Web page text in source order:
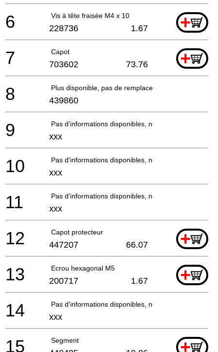
Vis à tête fraisée M4 x 10 +
6 228736 1.67
Capot +
7 703602 73.76
Plus disponible, pas de remplacement
8 439860
Pas d'informations disponibles, non commandable
9 xxx
Pas d'informations disponibles, non commandable
10 xxx
Pas d'informations disponibles, non commandable
11 xxx
Capot protecteur +
12 447207 66.07
Ecrou hexagonal M5 +
13 200717 1.67
Pas d'informations disponibles, non commandable
14 xxx
Segment +
15